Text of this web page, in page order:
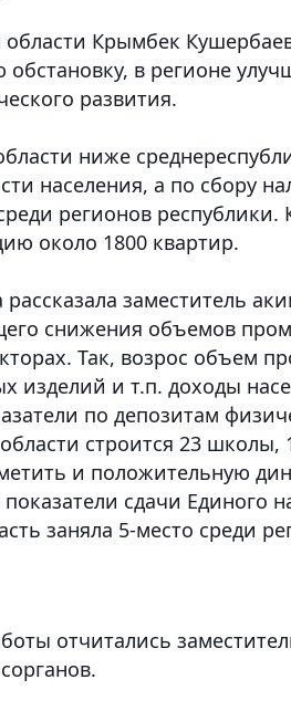
Крымбек
в регионе
развития.
ниже
населения, а по сбору
регионов республики.
около 1800 квартир.
заместитель
снижения объемов
Так, возрос объем
изделий и т.п. доходы
по депозитам
строится 23 школы,
и положительную
сдачи Единого
заняла 5-место среди
отчитались